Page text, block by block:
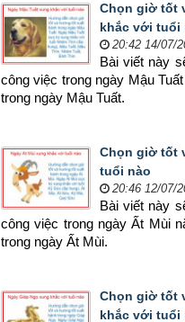
Chọn giờ tốt
khắc với tuổi
20:42 14/07/
Bài viết này
công việc trong ngày Mậu
trong ngày Mậu Tuất.
Chọn giờ tốt
tuổi nào
20:46 12/07/
Bài viết này
công việc trong ngày Ất Mùi
trong ngày Ất Mùi.
Chọn giờ tốt
khắc với tuổi